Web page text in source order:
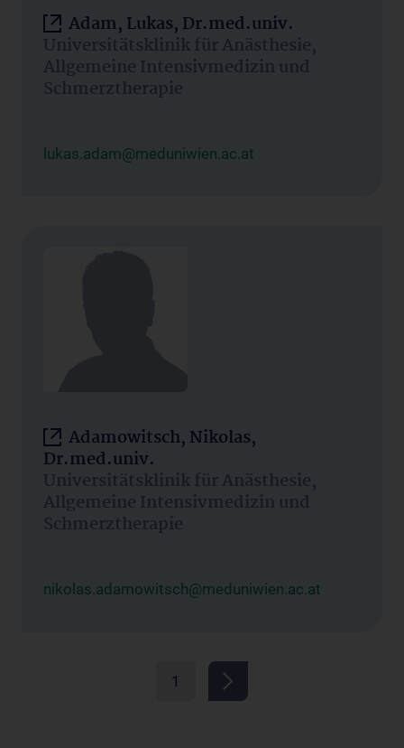
Adam, Lukas, Dr.med.univ.
Universitätsklinik für Anästhesie,
Allgemeine Intensivmedizin und
Schmerztherapie
lukas.adam@meduniwien.ac.at
Adamowitsch, Nikolas,
Dr.med.univ.
Universitätsklinik für Anästhesie,
Allgemeine Intensivmedizin und
Schmerztherapie
nikolas.adamowitsch@meduniwien.ac.at
1